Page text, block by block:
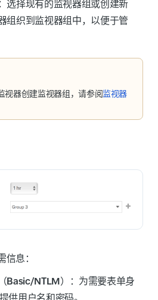
：选择现有的监视器组或创建新
组织到监视器组中，以便于管
视器创建监视器组，请参阅监视器
信息：
Basic/NTLM）
：为需要表单身
供用户名和密码。